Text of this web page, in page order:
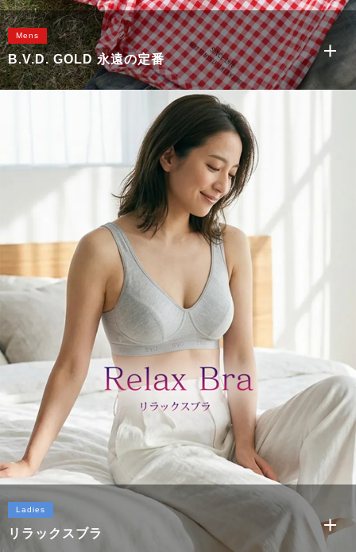
Mens
B.V.D. GOLD 永遠の定番
先染トランクス 丸首半袖シャツ
Ladies
リラックスブラ